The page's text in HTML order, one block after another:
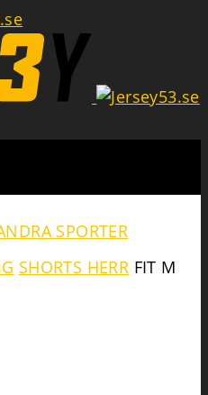
SPORTER
SHORTS HERR FIT M